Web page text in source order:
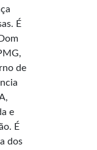
É
de
e
É
dos